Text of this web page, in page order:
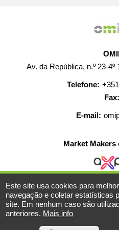
Av. da República, n.º 23-
Telefone:
Fax:
E-mail:
Market Makers
© 2019-2026 - Todos
AJUDA CONTACTO
Este site usa cookies para
navegação e coletar estatísticas
site. Em nenhum caso são
anteriores. Mais info